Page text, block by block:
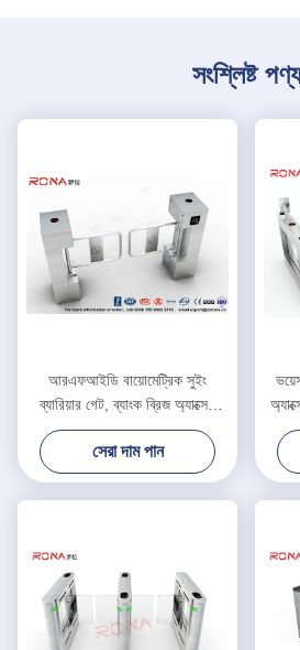
সংশ্লিষ্ট পণ্য
আরএফআইডি বায়োমেট্রিক সুইং
ব্যারিয়ার গেট, ব্যাংক ব্রিজ অ্যাক্সেস
কন্ট্রোল টার্নস্টাইল
সেরা দাম পান